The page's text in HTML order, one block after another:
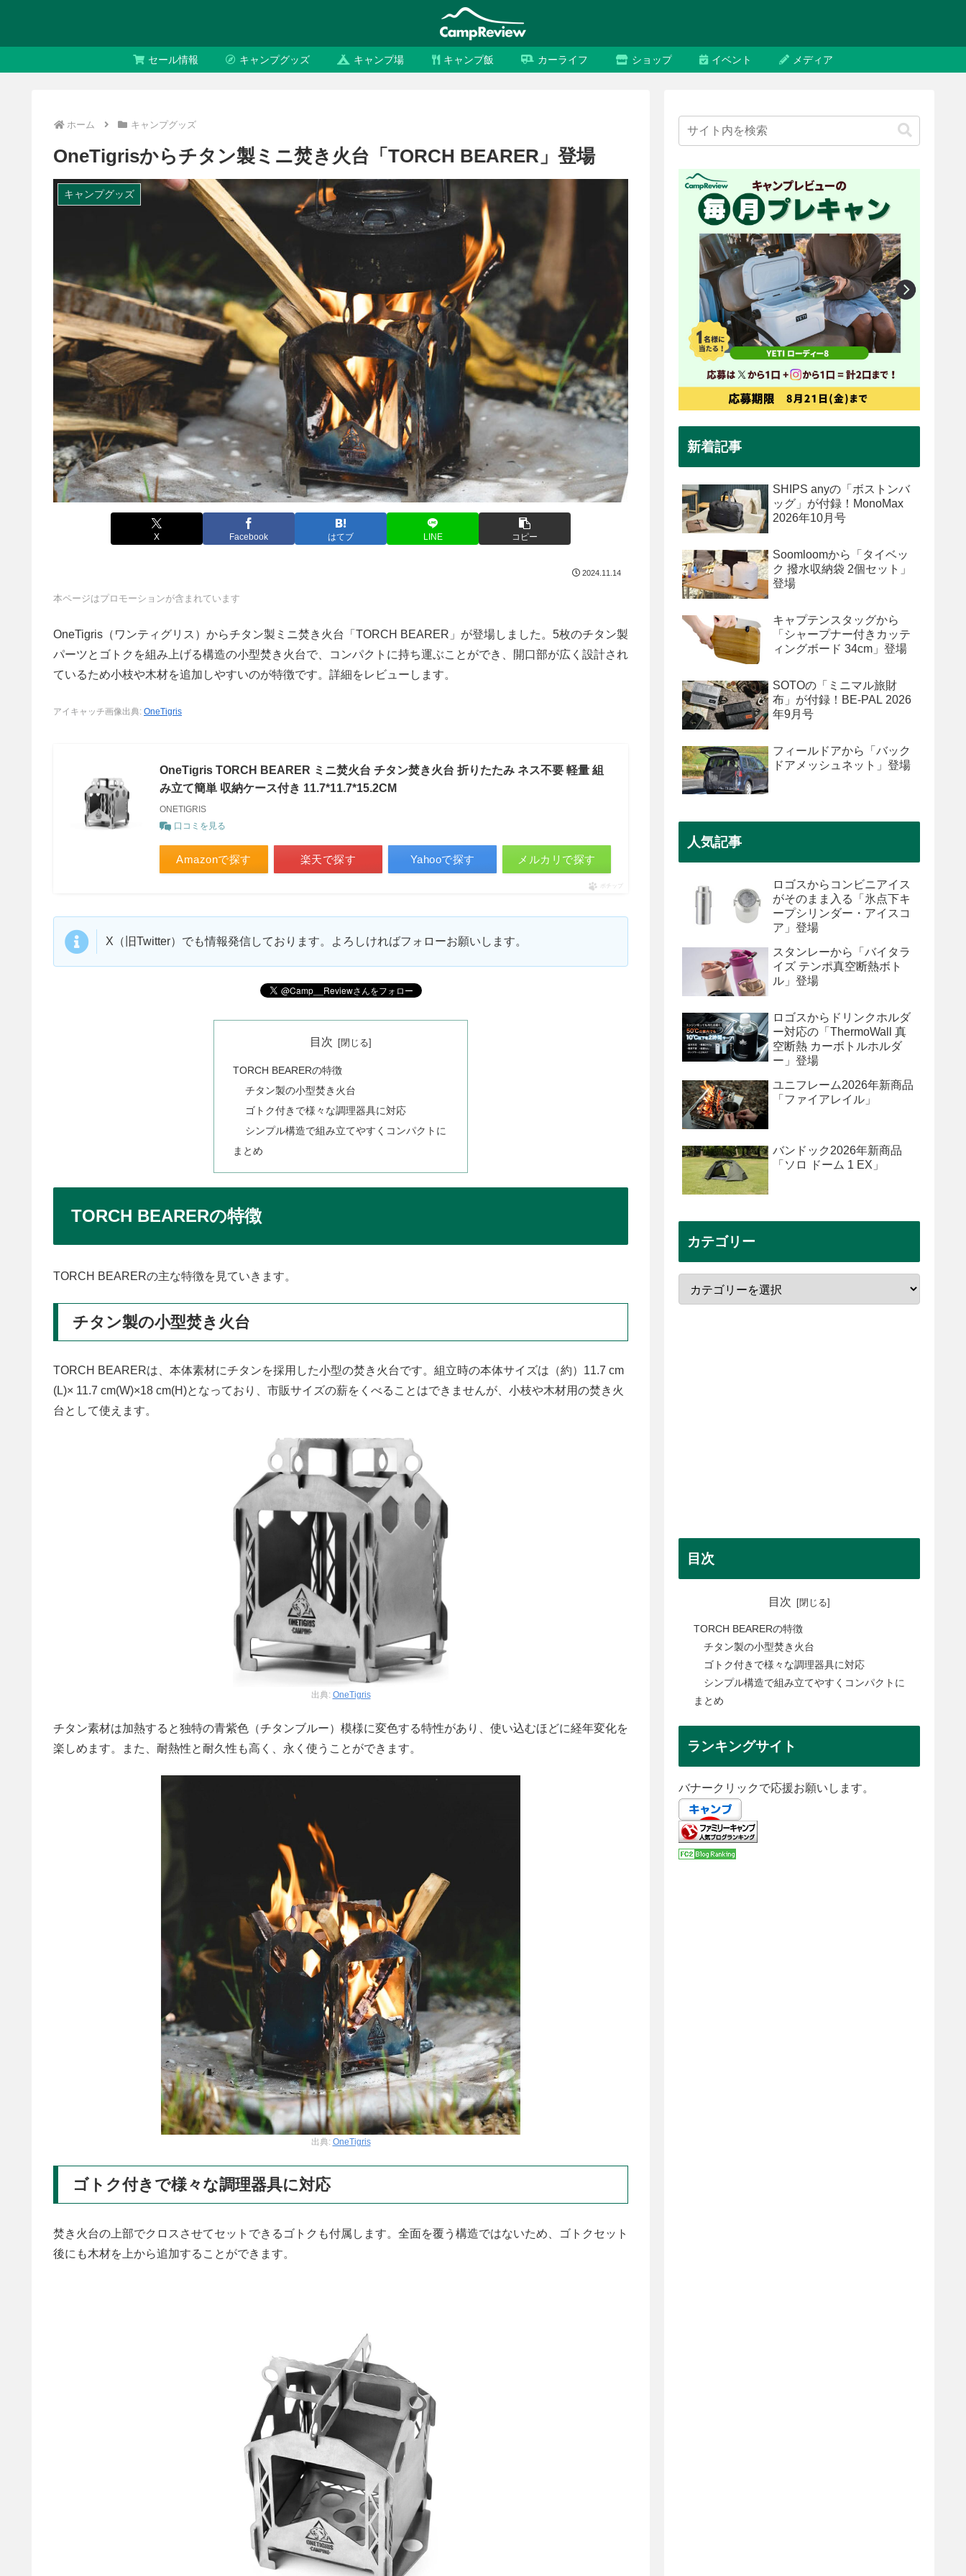
セール情報 キャンプグッズ キャンプ場 キャンプ飯 カーライフ ショップ イベント メディア
ホーム キャンプグッズ
OneTigrisからチタン製ミニ焚き火台「TORCH BEARER」登場
キャンプグッズ
X Facebook はてブ LINE コピー
2024.11.14
本ページはプロモーションが含まれています
OneTigris（ワンティグリス）からチタン製ミニ焚き火台「TORCH BEARER」が登場しました。5枚のチタン製
パーツとゴトクを組み上げる構造の小型焚き火台で、コンパクトに持ち運ぶことができ、開口部が広く設計され
ているため小枝や木材を追加しやすいのが特徴です。詳細をレビューします。
アイキャッチ画像出典: OneTigris
OneTigris TORCH BEARER ミニ焚火台 チタン焚き火台 折りたたみ ネス不要 軽量 組
み立て簡単 収納ケース付き 11.7*11.7*15.2CM
ONETIGRIS
口コミを見る
Amazonで探す 楽天で探す Yahooで探す メルカリで探す
ポチップ
X（旧Twitter）でも情報発信しております。よろしければフォローお願いします。
目次
TORCH BEARERの特徴
チタン製の小型焚き火台
ゴトク付きで様々な調理器具に対応
シンプル構造で組み立てやすくコンパクトに
まとめ
TORCH BEARERの特徴
TORCH BEARERの主な特徴を見ていきます。
チタン製の小型焚き火台
TORCH BEARERは、本体素材にチタンを採用した小型の焚き火台です。組立時の本体サイズは（約）11.7 cm
(L)× 11.7 cm(W)×18 cm(H)となっており、市販サイズの薪をくべることはできませんが、小枝や木材用の焚き火
台として使えます。
出典: OneTigris
チタン素材は加熱すると独特の青紫色（チタンブルー）模様に変色する特性があり、使い込むほどに経年変化を
楽しめます。また、耐熱性と耐久性も高く、永く使うことができます。
出典: OneTigris
ゴトク付きで様々な調理器具に対応
焚き火台の上部でクロスさせてセットできるゴトクも付属します。全面を覆う構造ではないため、ゴトクセット
後にも木材を上から追加することができます。
新着記事
SHIPS anyの「ボストンバ
ッグ」が付録！MonoMax
2026年10月号
Soomloomから「タイベッ
ク 撥水収納袋 2個セット」
登場
キャプテンスタッグから
「シャープナー付きカッテ
ィングボード 34cm」登場
SOTOの「ミニマル旅財
布」が付録！BE-PAL 2026
年9月号
フィールドアから「バック
ドアメッシュネット」登場
人気記事
ロゴスからコンビニアイス
がそのまま入る「氷点下キ
ープシリンダー・アイスコ
ア」登場
スタンレーから「バイタラ
イズ テンポ真空断熱ボト
ル」登場
ロゴスからドリンクホルダ
ー対応の「ThermoWall 真
空断熱 カーボトルホルダ
ー」登場
ユニフレーム2026年新商品
「ファイアレイル」
バンドック2026年新商品
「ソロ ドーム 1 EX」
カテゴリー
目次
目次
TORCH BEARERの特徴
チタン製の小型焚き火台
ゴトク付きで様々な調理器具に対応
シンプル構造で組み立てやすくコンパクトに
まとめ
ランキングサイト
バナークリックで応援お願いします。